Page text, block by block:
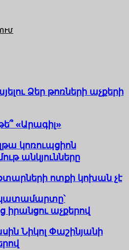
Ձեր թոռների աչքերի
«Արագիլ»
կոռուպցիոն
անկյունները
ոտքի կոխան չէ
աչքերով
Նիկոլ Փաշինյանի